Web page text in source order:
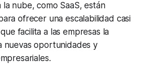
la nube, como SaaS, están
ofrecer una escalabilidad casi
facilita a las empresas la
nuevas oportunidades y